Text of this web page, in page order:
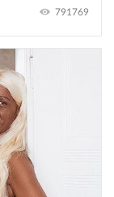
791769